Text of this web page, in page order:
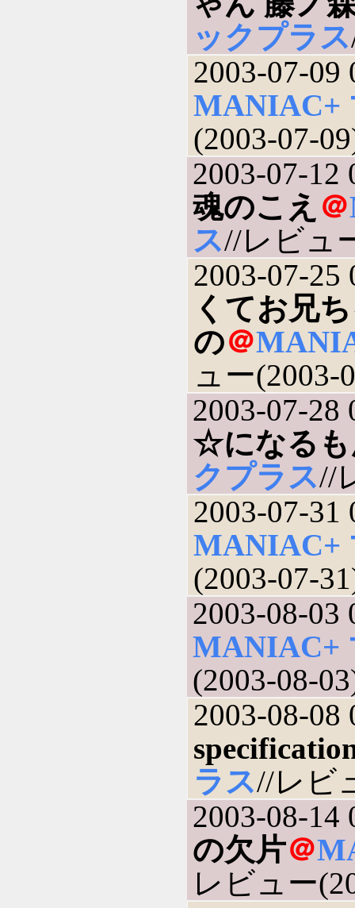
ックプラス
2003-07-09
MANIAC+
(2003-07-
2003-07-12
魂のこえ ＠
ス//レビュ
2003-07-25
くてお兄
の＠
ュー(2003-
2003-07-28
☆になる
クプラス//
2003-07-31
MANIAC+
(2003-07-
2003-08-03
MANIAC+
(2003-08-
2003-08-08
ラス//レビ
2003-08-14
の欠片＠
レビュー